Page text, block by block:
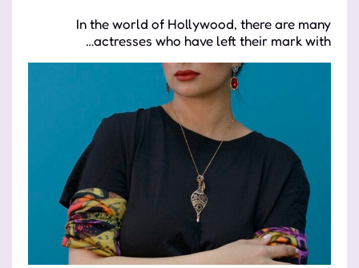
In the world of Hollywood, there are many
actresses who have left their mark with…